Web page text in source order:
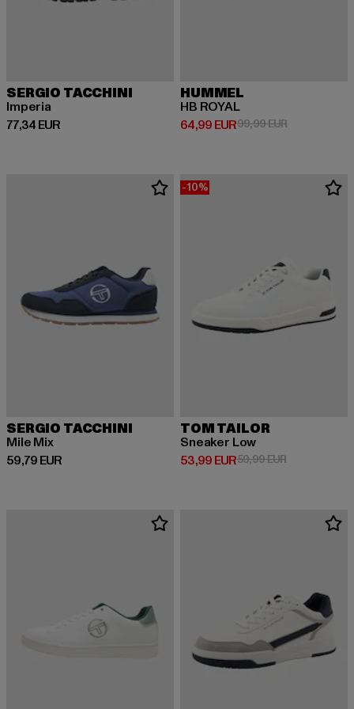
SERGIO TACCHINI
Imperia
77,34 EUR
Derzeitiger Preis: 77,34 EUR
HUMMEL
HB ROYAL
64,99 EUR
Derzeitiger Preis: 64,99 EUR
99,99 EURAktionspreis:
SERGIO TACCHINI
Mile Mix
59,79 EUR
Derzeitiger Preis: 59,79 EUR
-10%
TOM TAILOR
Sneaker Low
53,99 EUR
Derzeitiger Preis: 53,99 EUR
59,99 EURAktionspreis: